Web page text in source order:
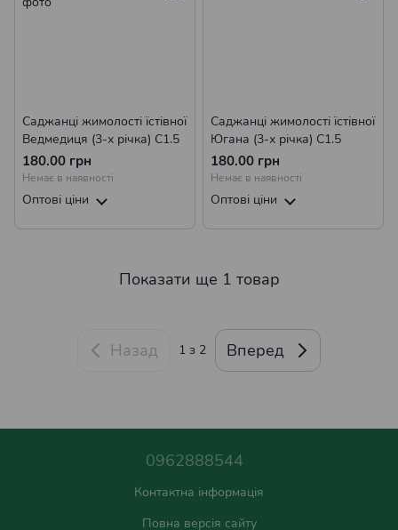
Саджанці жимолості їстівної
Ведмедиця (3-х річка) С1.5
180.00 грн
Немає в наявності
Оптові ціни
Саджанці жимолості їстівної
Югана (3-х річка) С1.5
180.00 грн
Немає в наявності
Оптові ціни
Показати ще 1 товар
Назад 1 з 2 Вперед
0962888544
Контактна інформація
Повна версія сайту